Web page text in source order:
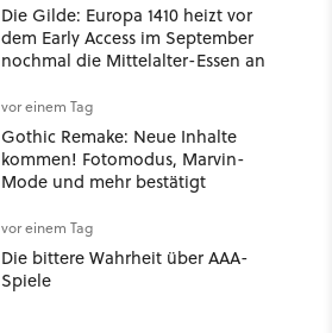
Die Gilde: Europa 1410 heizt vor
dem Early Access im September
nochmal die Mittelalter-Essen an
vor einem Tag
Gothic Remake: Neue Inhalte
kommen! Fotomodus, Marvin-
Mode und mehr bestätigt
vor einem Tag
Die bittere Wahrheit über AAA-
Spiele